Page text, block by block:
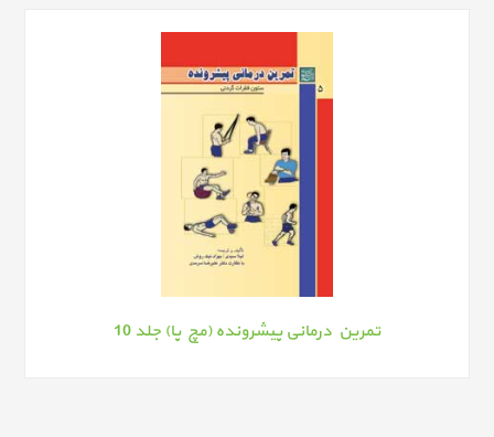
تمرین درمانی پیشرونده (مچ پا) جلد 10